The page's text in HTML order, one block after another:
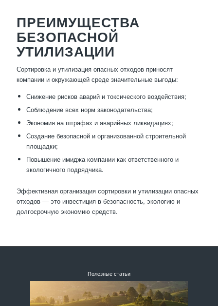
ПРЕИМУЩЕСТВА
БЕЗОПАСНОЙ
УТИЛИЗАЦИИ
Сортировка и утилизация опасных отходов приносят
компании и окружающей среде значительные выгоды:
Снижение рисков аварий и токсического воздействия;
Соблюдение всех норм законодательства;
Экономия на штрафах и аварийных ликвидациях;
Создание безопасной и организованной строительной
площадки;
Повышение имиджа компании как ответственного и
экологичного подрядчика.
Эффективная организация сортировки и утилизации опасных
отходов — это инвестиция в безопасность, экологию и
долгосрочную экономию средств.
Полезные статьи